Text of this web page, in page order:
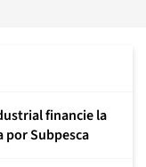
financie la
por Subpesca